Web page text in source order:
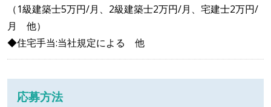
（1級建築士5万円/月、2級建築士2万円/月、宅建士2万円/
月 他）
◆住宅手当:当社規定による 他
応募方法